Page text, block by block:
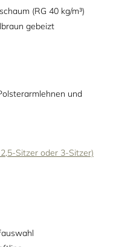
(RG 40 kg/m³)
gebeizt
und
Sitzer oder 3-Sitzer)